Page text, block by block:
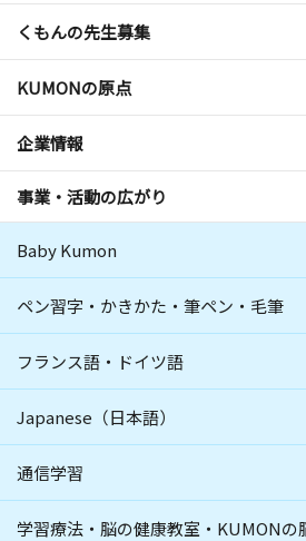
くもんの先生募集
KUMONの原点
企業情報
事業・活動の広がり
Baby Kumon
ペン習字・かきかた・筆ペン・毛筆
フランス語・ドイツ語
Japanese（日本語）
通信学習
学習療法・脳の健康教室・KUMONの